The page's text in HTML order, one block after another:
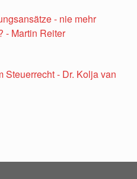
- nie mehr
- Martin Reiter
- Dr. Kolja van